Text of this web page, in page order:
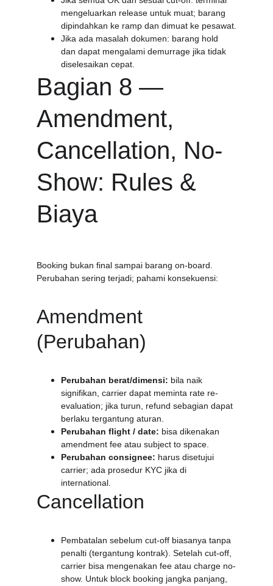
mengeluarkan release untuk muat; barang
dipindahkan ke ramp dan dimuat ke pesawat.
Jika ada masalah dokumen: barang hold
dan dapat mengalami demurrage jika tidak
diselesaikan cepat.
Bagian 8 —
Amendment,
Cancellation, No-
Show: Rules &
Biaya
Booking bukan final sampai barang on-board.
Perubahan sering terjadi; pahami konsekuensi:
Amendment
(Perubahan)
Perubahan berat/dimensi: bila naik
signifikan, carrier dapat meminta rate re-
evaluation; jika turun, refund sebagian dapat
berlaku tergantung aturan.
Perubahan flight / date: bisa dikenakan
amendment fee atau subject to space.
Perubahan consignee: harus disetujui
carrier; ada prosedur KYC jika di
international.
Cancellation
Pembatalan sebelum cut-off biasanya tanpa
penalti (tergantung kontrak). Setelah cut-off,
carrier bisa mengenakan fee atau charge no-
show. Untuk block booking jangka panjang,